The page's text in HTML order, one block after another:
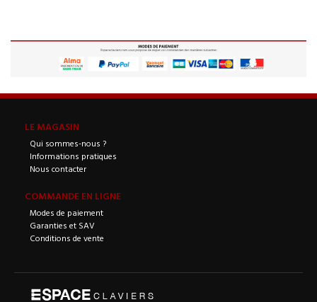
LE MAGASIN
Qui sommes-nous ?
Informations pratiques
Nous contacter
COMMANDE EN LIGNE
Modes de paiement
Garanties et SAV
Conditions de vente